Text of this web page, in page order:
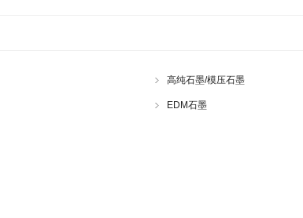
高纯石墨/模压石墨
EDM石墨